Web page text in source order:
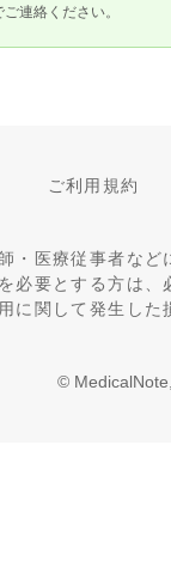
ご連絡ください。
ご利用規約
・医療従事者な
必要とする方は
に関して発生し
©